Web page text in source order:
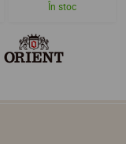
În stoc